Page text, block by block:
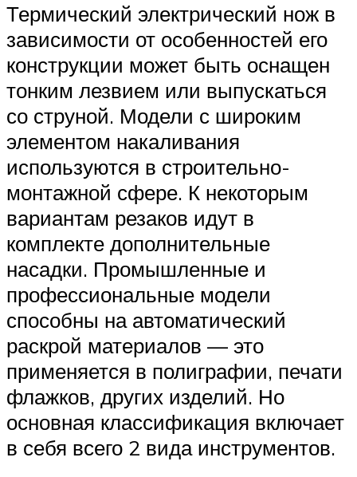
Термический электрический нож в
зависимости от особенностей его
конструкции может быть оснащен
тонким лезвием или выпускаться
со струной. Модели с широким
элементом накаливания
используются в строительно-
монтажной сфере. К некоторым
вариантам резаков идут в
комплекте дополнительные
насадки. Промышленные и
профессиональные модели
способны на автоматический
раскрой материалов — это
применяется в полиграфии, печати
флажков, других изделий. Но
основная классификация включает
в себя всего 2 вида инструментов.